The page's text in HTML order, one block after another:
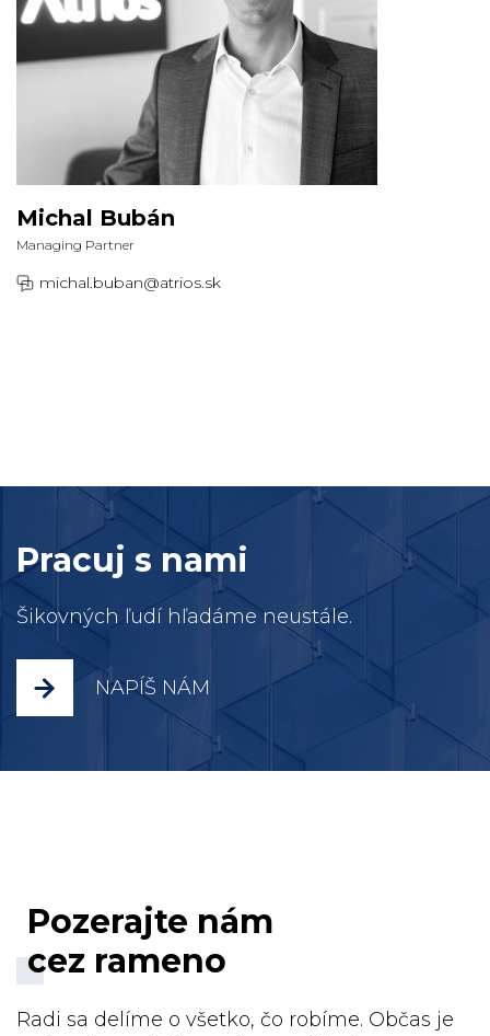
Michal Bubán
Managing Partner
michal.buban@atrios.sk
Pracuj s nami
Šikovných ľudí hľadáme neustále.
NAPÍŠ NÁM
Pozerajte nám
cez rameno
Radi sa delíme o všetko, čo robíme. Občas je